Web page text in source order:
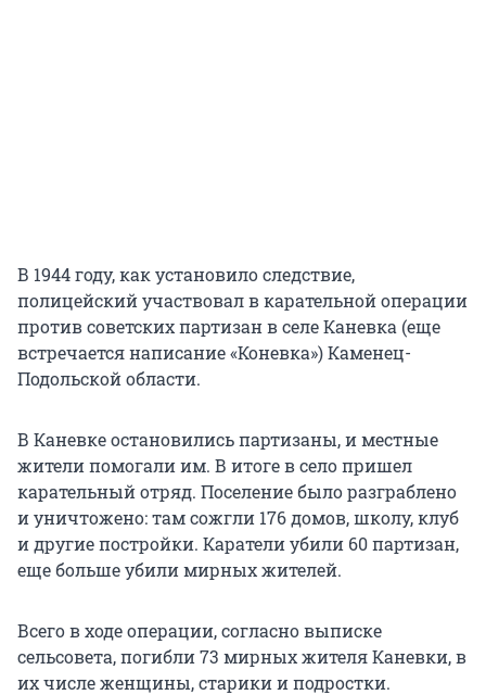
В 1944 году, как установило следствие,
полицейский участвовал в карательной операции
против советских партизан в селе Каневка (еще
встречается написание «Коневка») Каменец-
Подольской области.
В Каневке остановились партизаны, и местные
жители помогали им. В итоге в село пришел
карательный отряд. Поселение было разграблено
и уничтожено: там сожгли 176 домов, школу, клуб
и другие постройки. Каратели убили 60 партизан,
еще больше убили мирных жителей.
Всего в ходе операции, согласно выписке
сельсовета, погибли 73 мирных жителя Каневки, в
их числе женщины, старики и подростки.